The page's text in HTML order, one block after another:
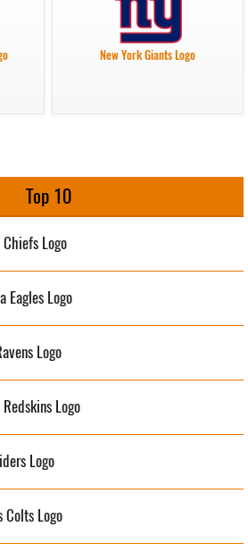
New York Giants Logo
Top 10
Logo
Eagles Logo
Logo
Logo
Logo
Colts Logo